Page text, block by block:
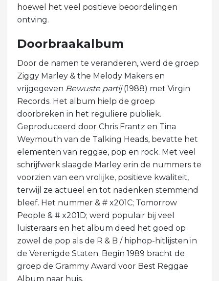
hoewel het veel positieve beoordelingen
ontving.
Doorbraakalbum
Door de namen te veranderen, werd de groep
Ziggy Marley & the Melody Makers en
vrijgegeven Bewuste partij(1988) met Virgin
Records. Het album hielp de groep
doorbreken in het reguliere publiek.
Geproduceerd door Chris Frantz en Tina
Weymouth van de Talking Heads, bevatte het
elementen van reggae, pop en rock. Met veel
schrijfwerk slaagde Marley erin de nummers te
voorzien van een vrolijke, positieve kwaliteit,
terwijl ze actueel en tot nadenken stemmend
bleef. Het nummer & # x201C; Tomorrow
People & # x201D; werd populair bij veel
luisteraars en het album deed het goed op
zowel de pop als de R & B / hiphop-hitlijsten in
de Verenigde Staten. Begin 1989 bracht de
groep de Grammy Award voor Best Reggae
Album naar huis.